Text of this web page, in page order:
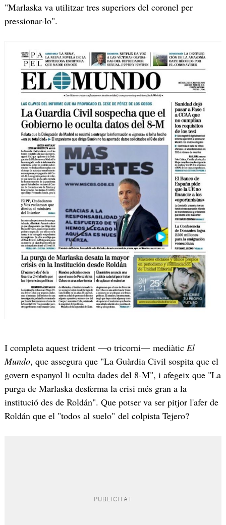
"Marlaska va utilitzar tres superiors del coronel per
pressionar-lo".
I completa aquest trident —o tricorni— mediàtic El
Mundo, que assegura que "La Guàrdia Civil sospita que el
govern espanyol li oculta dades del 8-M", i afegeix que "La
purga de Marlaska desferma la crisi més gran a la
institució des de Roldán". Que potser va ser pitjor l'afer de
Roldán que el "todos al suelo" del colpista Tejero?